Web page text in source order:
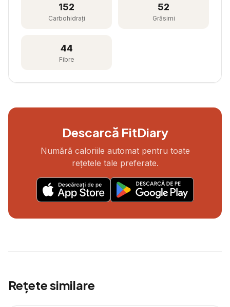
152
Carbohidrați
52
Grăsimi
44
Fibre
Descarcă FitDiary
Numără caloriile automat pentru toate
rețetele tale preferate.
Rețete similare